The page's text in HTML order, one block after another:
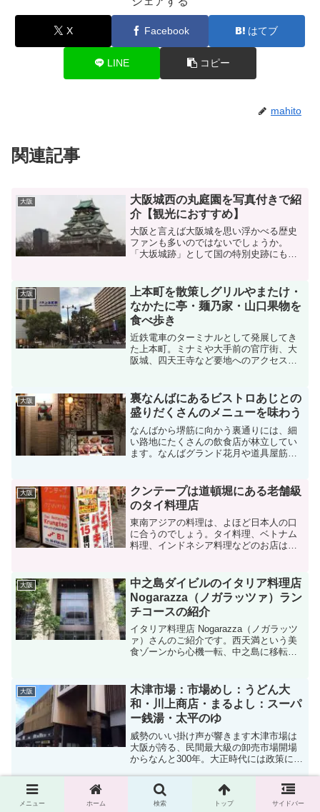
X Facebook はてブ
LINE コピー
mahito
関連記事
大阪
大阪城西の丸庭園を写真付きで紹
介【観光におすすめ】
大阪と言えば大阪城を思い浮かべる歴史
ファンも多いのではないでしょうか。
「大坂城跡」として国の特別史跡にも指
は、大阪城の中でも西部にあたる西の丸
庭園付近のご紹介をします。ま...
大阪
上本町を散策しグリルやまたけ・
なかたに亭・麺乃家・山口果物を
食べ歩き
近鉄電車のターミナルとして発展してき
た上本町。ミナミや大手前の官庁街、大
阪城、四天王寺など要地へのアクセスも
座が移転し、商業施設「YUFURA」が併
設され賑わいを増して...
大阪
裏なんばにあるビストロあじとの
盛りだくさんのメニューを味わう
なんばから堺筋に向かう裏通りには、細
い路地にたくさんの飲食店が林立してい
ます。なんばグランド花月や道具屋筋商
アは、夜な夜な多くの人が集う、熱いス
ポットなんです。今回は、...
大阪
クンテープは道頓堀にある老舗級
のタイ料理店
東南アジアの料理は、よほど日本人の口
に合うのでしょう。タイ料理、ベトナム
料理、インドネシア料理などのお店は、
中では老舗級といえるクンテープのラン
チバイキングをご紹介し...
大阪
中之島ダイビルのイタリア料理店
Nogarazza（ノガラッツァ）ラン
チコースの紹介
イタリア料理店 Nogarazza（ノガラッツ
ァ）さんのご紹介です。西天満という美
食ゾーンから心機一転、中之島に移転さ
ァリエさん、四川料理のイーフーさんな
ど関西の食通を...
大阪
木津市場：市場めし：うどん大
和・川上商店・まるよし：スーパ
ー銭湯・太平のゆ
威勢のいい掛け声が響きます木津市場は
大阪が誇る、民間最大級の卸売市場開場
からなんと300年。大正時代には政策によ
人々により政府をも巻き込んだ騒動を起
し、なんとか存続にもちこむことに成功
します。また、第二次世...
メニュー ホーム 検索 トップ サイドバー